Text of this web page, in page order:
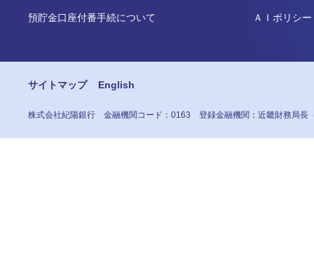
預貯金口座付番手続について ＡＩポリシー
サイトマップ English
株式会社紀陽銀行 金融機関コード：0163 登録金融機関：近畿財務局長